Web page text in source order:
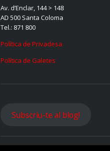
Av. d’Enclar, 144 > 148
AD 500 Santa Coloma
Tel.: 871 800
Política de Privadesa
Política de Galetes
Subscriu-te al blog!